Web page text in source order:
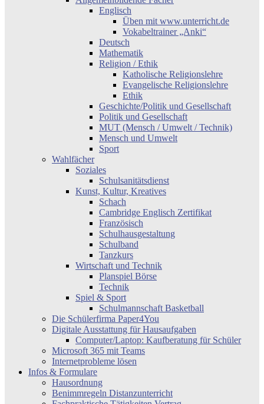
Englisch
Üben mit www.unterricht.de
Vokabeltrainer „Anki“
Deutsch
Mathematik
Religion / Ethik
Katholische Religionslehre
Evangelische Religionslehre
Ethik
Geschichte/Politik und Gesellschaft
Politik und Gesellschaft
MUT (Mensch / Umwelt / Technik)
Mensch und Umwelt
Sport
Wahlfächer
Soziales
Schulsanitätsdienst
Kunst, Kultur, Kreatives
Schach
Cambridge Englisch Zertifikat
Französisch
Schulhausgestaltung
Schulband
Tanzkurs
Wirtschaft und Technik
Planspiel Börse
Technik
Spiel & Sport
Schulmannschaft Basketball
Die Schülerfirma Paper4You
Digitale Ausstattung für Hausaufgaben
Computer/Laptop: Kaufberatung für Schüler
Microsoft 365 mit Teams
Internetprobleme lösen
Infos & Formulare
Hausordnung
Benimmregeln Distanzunterricht